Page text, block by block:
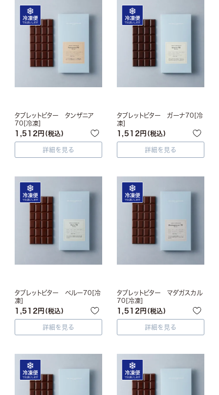
タブレットビター タンザニア
70[冷凍]
1,512 税込
詳細を見る
タブレットビター ガーナ70[冷
凍]
1,512 税込
詳細を見る
タブレットビター ペルー70[冷
凍]
1,512 税込
詳細を見る
タブレットビター マダガスカル
70[冷凍]
1,512 税込
詳細を見る